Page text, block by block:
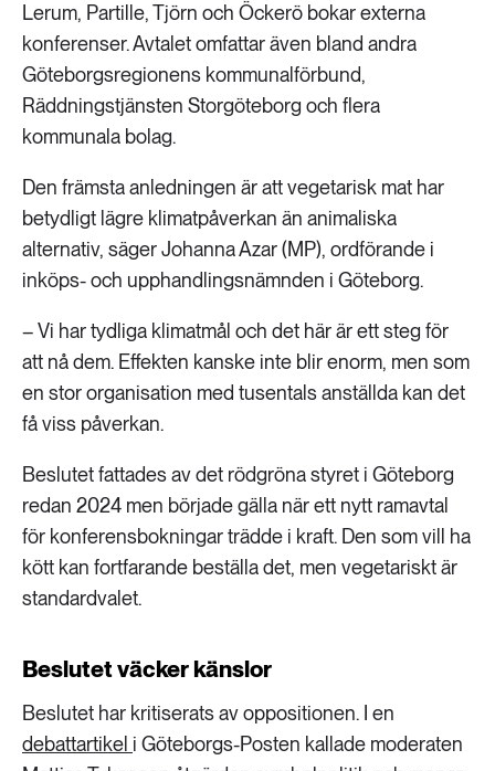
Lerum, Partille, Tjörn och Öckerö bokar externa
konferenser. Avtalet omfattar även bland andra
Göteborgsregionens kommunalförbund,
Räddningstjänsten Storgöteborg och flera
kommunala bolag.
Den främsta anledningen är att vegetarisk mat har
betydligt lägre klimatpåverkan än animaliska
alternativ, säger Johanna Azar (MP), ordförande i
inköps- och upphandlingsnämnden i Göteborg.
– Vi har tydliga klimatmål och det här är ett steg för
att nå dem. Effekten kanske inte blir enorm, men som
en stor organisation med tusentals anställda kan det
få viss påverkan.
Beslutet fattades av det rödgröna styret i Göteborg
redan 2024 men började gälla när ett nytt ramavtal
för konferensbokningar trädde i kraft. Den som vill ha
kött kan fortfarande beställa det, men vegetariskt är
standardvalet.
Beslutet väcker känslor
Beslutet har kritiserats av oppositionen. I en
debattartikel i Göteborgs-Posten kallade moderaten